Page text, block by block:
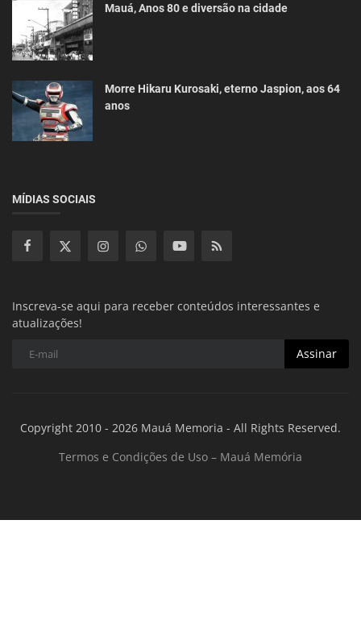
Mauá, Anos 80 e diversão na cidade
Morre Hikaru Kurosaki, eterno Jaspion, aos 64
anos
MÍDIAS SOCIAIS
Inscreva-se aqui para receber conteúdos interessantes e
atualizações!
Assinar
Copyright 2010 - 2026 Mauá Memoria - All Rights Reserved.
Termos e Condições de Uso – Mauá Memória